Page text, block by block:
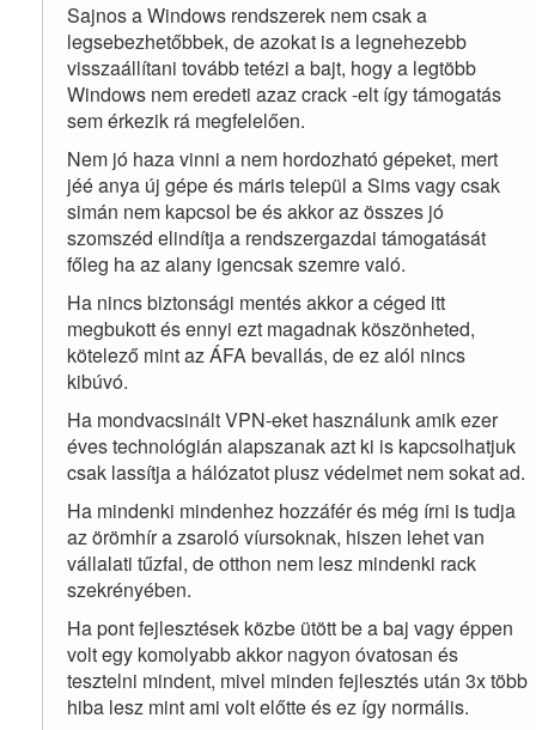
Sajnos a Windows rendszerek nem csak a
legsebezhetőbbek, de azokat is a legnehezebb
visszaállítani tovább tetézi a bajt, hogy a legtöbb
Windows nem eredeti azaz crack -elt így támogatás
sem érkezik rá megfelelően.
Nem jó haza vinni a nem hordozható gépeket, mert
jéé anya új gépe és máris települ a Sims vagy csak
simán nem kapcsol be és akkor az összes jó
szomszéd elindítja a rendszergazdai támogatását
főleg ha az alany igencsak szemre való.
Ha nincs biztonsági mentés akkor a céged itt
megbukott és ennyi ezt magadnak köszönheted,
kötelező mint az ÁFA bevallás, de ez alól nincs
kibúvó.
Ha mondvacsinált VPN-eket használunk amik ezer
éves technológián alapszanak azt ki is kapcsolhatjuk
csak lassítja a hálózatot plusz védelmet nem sokat ad.
Ha mindenki mindenhez hozzáfér és még írni is tudja
az örömhír a zsaroló víursoknak, hiszen lehet van
vállalati tűzfal, de otthon nem lesz mindenki rack
szekrényében.
Ha pont fejlesztések közbe ütött be a baj vagy éppen
volt egy komolyabb akkor nagyon óvatosan és
tesztelni mindent, mivel minden fejlesztés után 3x több
hiba lesz mint ami volt előtte és ez így normális.